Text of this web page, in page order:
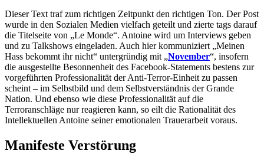
Dieser Text traf zum richtigen Zeitpunkt den richtigen Ton. Der Post
wurde in den Sozialen Medien vielfach geteilt und zierte tags darauf
die Titelseite von „Le Monde“. Antoine wird um Interviews geben
und zu Talkshows eingeladen. Auch hier kommuniziert „Meinen
Hass bekommt ihr nicht“ untergründig mit „November“, insofern
die ausgestellte Besonnenheit des Facebook-Statements bestens zur
vorgeführten Professionalität der Anti-Terror-Einheit zu passen
scheint – im Selbstbild und dem Selbstverständnis der Grande
Nation. Und ebenso wie diese Professionalität auf die
Terroranschläge nur reagieren kann, so eilt die Rationalität des
Intellektuellen Antoine seiner emotionalen Trauerarbeit voraus.
Manifeste Verstörung